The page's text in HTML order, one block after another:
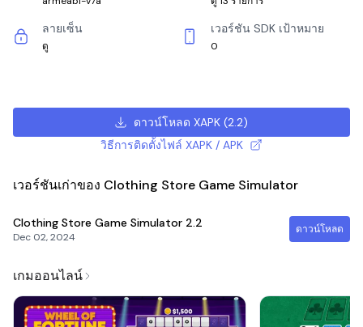
ลายเซ็น
ดู
เวอร์ชัน SDK เป้าหมาย
0
ดาวน์โหลด XAPK (2.2)
วิธีการติดตั้งไฟล์ XAPK / APK
เวอร์ชันเก่าของ Clothing Store Game Simulator
Clothing Store Game Simulator 2.2
Dec 02, 2024
ดาวน์โหลด
เกมออนไลน์